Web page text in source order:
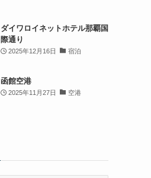
ダイワロイネットホテル那覇国
際通り
2025年12月16日 宿泊
函館空港
2025年11月27日 空港